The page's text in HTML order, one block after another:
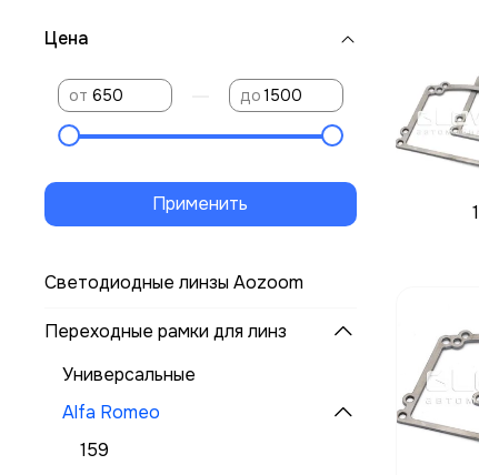
Цена
от до
Применить
Светодиодные линзы Aozoom
Переходные рамки для линз
Универсальные
Alfa Romeo
159